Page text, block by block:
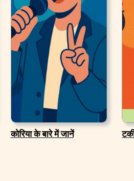
कोरिया के बारे में जानें